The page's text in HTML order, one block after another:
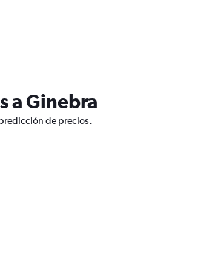
a Ginebra
de precios.